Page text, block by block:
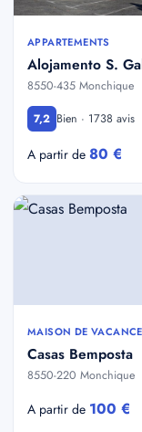
APPARTEMENTS
Alojamento S.
8550-435 Monchique
7,2 Bien · 1738 avis
A partir de 80 €
MAISON DE
Casas Bemposta
8550-220 Monchique
A partir de 100 €